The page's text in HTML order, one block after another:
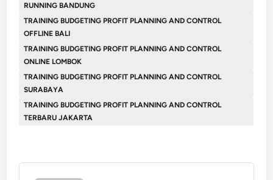
RUNNING BANDUNG
TRAINING BUDGETING PROFIT PLANNING AND CONTROL
OFFLINE BALI
TRAINING BUDGETING PROFIT PLANNING AND CONTROL
ONLINE LOMBOK
TRAINING BUDGETING PROFIT PLANNING AND CONTROL
SURABAYA
TRAINING BUDGETING PROFIT PLANNING AND CONTROL
TERBARU JAKARTA